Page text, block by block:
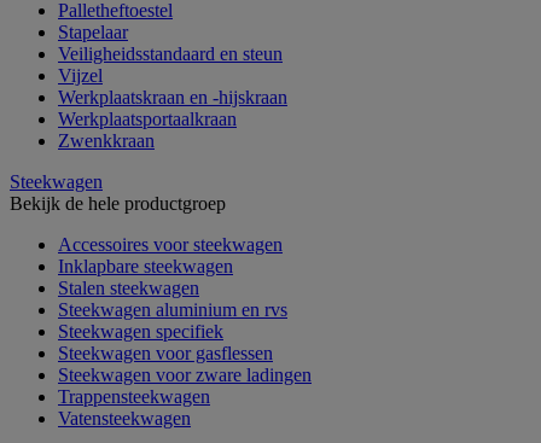
Palletheftoestel
Stapelaar
Veiligheidsstandaard en steun
Vijzel
Werkplaatskraan en -hijskraan
Werkplaatsportaalkraan
Zwenkkraan
Steekwagen
Bekijk de hele productgroep
Accessoires voor steekwagen
Inklapbare steekwagen
Stalen steekwagen
Steekwagen aluminium en rvs
Steekwagen specifiek
Steekwagen voor gasflessen
Steekwagen voor zware ladingen
Trappensteekwagen
Vatensteekwagen